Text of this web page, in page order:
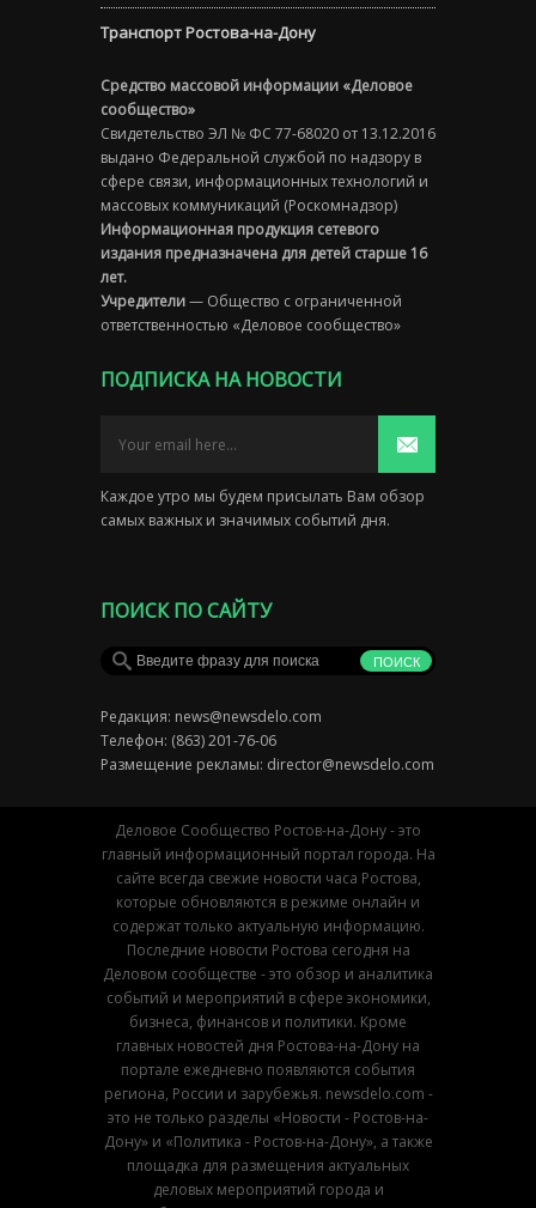
Транспорт Ростова-на-Дону
Средство массовой информации «Деловое
сообщество»
Свидетельство ЭЛ № ФС 77-68020 от 13.12.2016
выдано Федеральной службой по надзору в
сфере связи, информационных технологий и
массовых коммуникаций (Роскомнадзор)
Информационная продукция сетевого
издания предназначена для детей старше 16
лет.
Учредители— Общество с ограниченной
ответственностью «Деловое сообщество»
ПОДПИСКА НА НОВОСТИ
Каждое утро мы будем присылать Вам обзор
самых важных и значимых событий дня.
ПОИСК ПО САЙТУ
Редакция: news@newsdelo.com
Телефон: (863) 201-76-06
Размещение рекламы: director@newsdelo.com
Деловое Сообщество Ростов-на-Дону - это
главный информационный портал города. На
сайте всегда свежие новости часа Ростова,
которые обновляются в режиме онлайн и
содержат только актуальную информацию.
Последние новости Ростова сегодня на
Деловом сообществе - это обзор и аналитика
событий и мероприятий в сфере экономики,
бизнеса, финансов и политики. Кроме
главных новостей дня Ростова-на-Дону на
портале ежедневно появляются события
региона, России и зарубежья. newsdelo.com -
это не только разделы «Новости - Ростов-на-
Дону» и «Политика - Ростов-на-Дону», а также
площадка для размещения актуальных
деловых мероприятий города и